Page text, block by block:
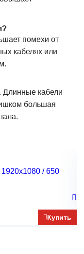
помехи от
кабелях или
Длинные кабели
большая
/ 650
Купить